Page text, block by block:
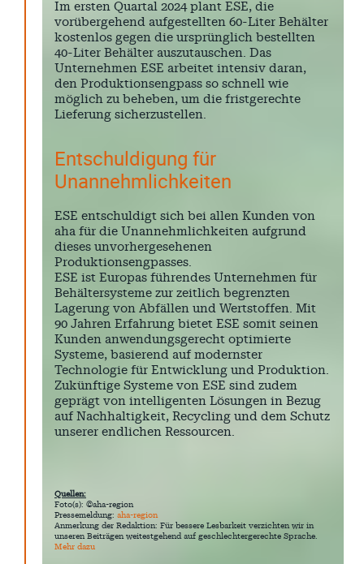
Im ersten Quartal 2024 plant ESE, die
vorübergehend aufgestellten 60-Liter Behälter
kostenlos gegen die ursprünglich bestellten
40-Liter Behälter auszutauschen. Das
Unternehmen ESE arbeitet intensiv daran,
den Produktionsengpass so schnell wie
möglich zu beheben, um die fristgerechte
Lieferung sicherzustellen.
Entschuldigung für
Unannehmlichkeiten
ESE entschuldigt sich bei allen Kunden von
aha für die Unannehmlichkeiten aufgrund
dieses unvorhergesehenen
Produktionsengpasses.
ESE ist Europas führendes Unternehmen für
Behältersysteme zur zeitlich begrenzten
Lagerung von Abfällen und Wertstoffen. Mit
90 Jahren Erfahrung bietet ESE somit seinen
Kunden anwendungsgerecht optimierte
Systeme, basierend auf modernster
Technologie für Entwicklung und Produktion.
Zukünftige Systeme von ESE sind zudem
geprägt von intelligenten Lösungen in Bezug
auf Nachhaltigkeit, Recycling und dem Schutz
unserer endlichen Ressourcen.
Quellen:
Foto(s): ©aha-region
Pressemeldung: aha-region
Anmerkung der Redaktion: Für bessere Lesbarkeit verzichten wir in
unseren Beiträgen weitestgehend auf geschlechtergerechte Sprache.
Mehr dazu